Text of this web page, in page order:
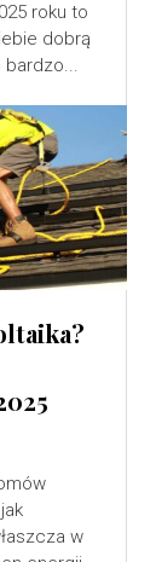
roku to
dobrą
w